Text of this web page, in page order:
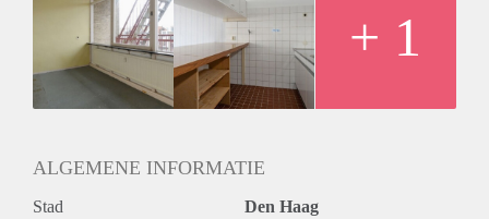
+ 1
ALGEMENE INFORMATIE
Stad Den Haag